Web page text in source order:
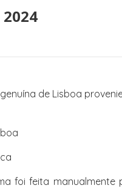
de Lisboa
foi feita manualmente